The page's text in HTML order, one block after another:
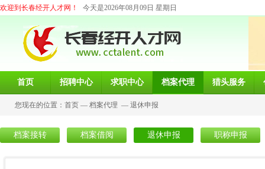
欢迎到长春经开人才网！ 今天是2026年08月09日 星期日
首页 招聘中心 求职中心 档案代理 猎头服务
您现在的位置： 首页 — 档案代理 — 退休申报
档案接转 档案借阅 退休申报 职称申报